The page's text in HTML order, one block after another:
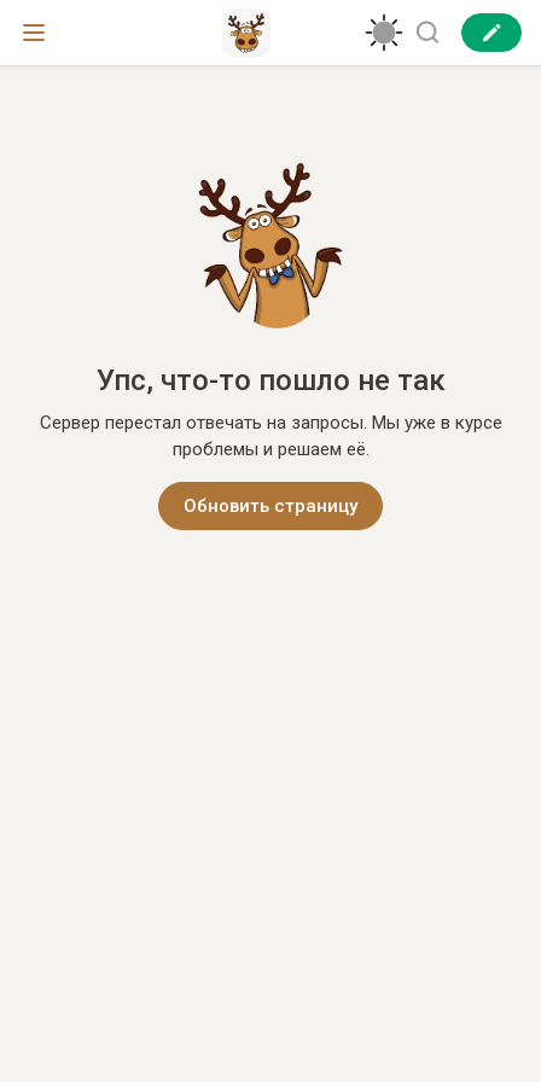
Упс, что-то пошло не так
Сервер перестал отвечать на запросы. Мы уже в курсе
проблемы и решаем её.
Обновить страницу